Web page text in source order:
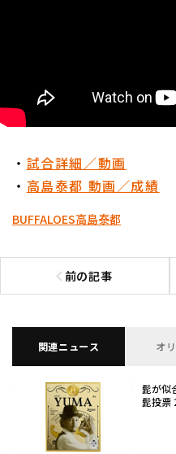
・ 試合詳細／動画
・ 高島泰都 動画／成績
BUFFALOES高島泰都
前の記事
前の記事へ
関連ニュース オ
髭が似
髭投票